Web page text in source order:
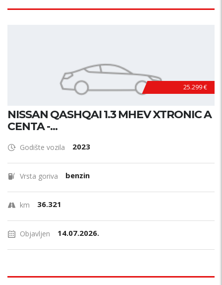
25.299 €
NISSAN QASHQAI 1.3 MHEV XTRONIC A
CENTA -...
Godište vozila 2023
Vrsta goriva benzin
km 36.321
Objavljen 14.07.2026.